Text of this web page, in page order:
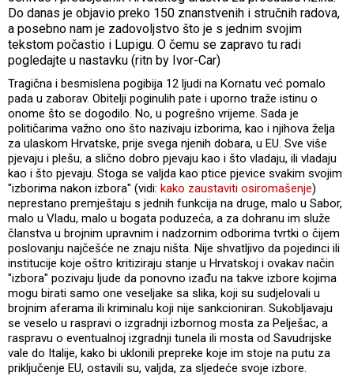
Do danas je objavio preko 150 znanstvenih i stručnih radova,
a posebno nam je zadovoljstvo što je s jednim svojim
tekstom počastio i Lupigu. O čemu se zapravo tu radi
pogledajte u nastavku (ritn by Ivor-Car)
Tragična i besmislena pogibija 12 ljudi na Kornatu već pomalo
pada u zaborav. Obitelji poginulih pate i uporno traže istinu o
onome što se dogodilo. No, u pogrešno vrijeme. Sada je
političarima važno ono što nazivaju izborima, kao i njihova želja
za ulaskom Hrvatske, prije svega njenih dobara, u EU. Sve više
pjevaju i plešu, a slično dobro pjevaju kao i što vladaju, ili vladaju
kao i što pjevaju. Stoga se valjda kao ptice pjevice svakim svojim
"izborima nakon izbora" (vidi: kako zaustaviti osiromašenje)
neprestano premještaju s jednih funkcija na druge, malo u Sabor,
malo u Vladu, malo u bogata poduzeća, a za dohranu im služe
članstva u brojnim upravnim i nadzornim odborima tvrtki o čijem
poslovanju najčešće ne znaju ništa. Nije shvatljivo da pojedinci ili
institucije koje oštro kritiziraju stanje u Hrvatskoj i ovakav način
"izbora" pozivaju ljude da ponovno izađu na takve izbore kojima
mogu birati samo one veseljake sa slika, koji su sudjelovali u
brojnim aferama ili kriminalu koji nije sankcioniran. Sukobljavaju
se veselo u raspravi o izgradnji izbornog mosta za Pelješac, a
raspravu o eventualnoj izgradnji tunela ili mosta od Savudrijske
vale do Italije, kako bi uklonili prepreke koje im stoje na putu za
priključenje EU, ostavili su, valjda, za sljedeće svoje izbore.